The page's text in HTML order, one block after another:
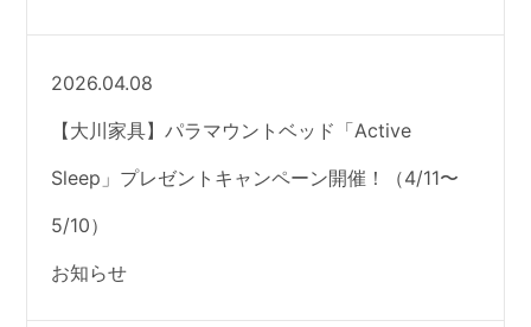
2026.04.08
【大川家具】パラマウントベッド「Active
Sleep」プレゼントキャンペーン開催！（4/11〜
5/10）
お知らせ